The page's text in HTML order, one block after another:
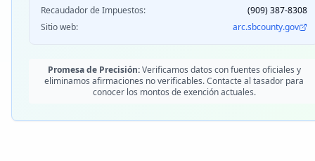
Recaudador de Impuestos:
(909) 387-8308
Sitio web:
arc.sbcounty.gov
Promesa de Precisión:Verificamos datos con fuentes oficiales y
eliminamos afirmaciones no verificables. Contacte al tasador para
conocer los montos de exención actuales.